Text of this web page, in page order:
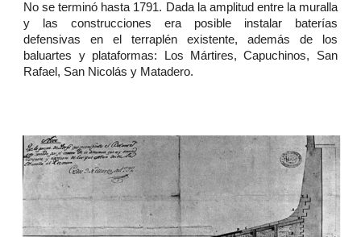
No se terminó hasta 1791. Dada la amplitud entre la muralla
y las construcciones era posible instalar baterías
defensivas en el terraplén existente, además de los
baluartes y plataformas: Los Mártires, Capuchinos, San
Rafael, San Nicolás y Matadero.